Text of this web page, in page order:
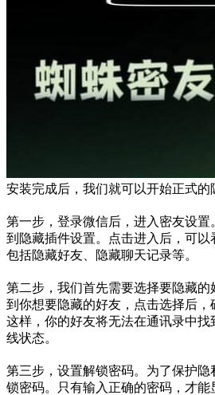
安装完成后，我们就可以开始正式的
第一步，登录微信后，进入密友设
到隐藏插件设置。点击进入后，可以
包括隐藏好友、隐藏聊天记录等。
第二步，我们首先需要选择要隐藏
到你想要隐藏的好友，点击选择后，
这样，你的好友将无法在通讯录中
线状态。
第三步，设置解锁密码。为了保护
锁密码。只有输入正确的密码，才